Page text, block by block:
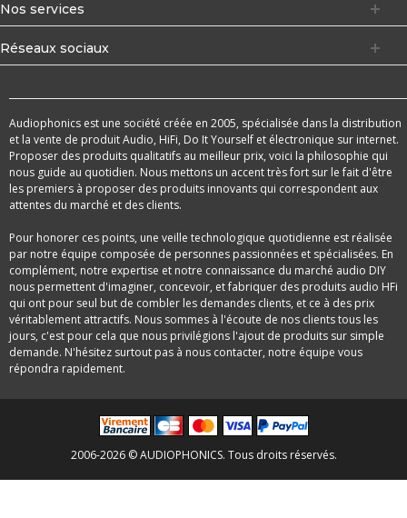
Nos services
Réseaux sociaux
Audiophonics est une société créée en 2005, spécialisée dans la distribution
et la vente de produit Audio, HiFi, Do It Yourself et électronique sur internet.
Proposer des produits qualitatifs au meilleur prix, voici la philosophie qui
nous guide au quotidien. Nous mettons un accent très fort sur le fait d'être
les premiers à proposer des produits innovants qui correspondent aux
attentes du marché et des clients.
Pour honorer ces points, une veille technologique quotidienne est réalisée
par notre équipe composée de personnes passionnées et spécialisées. En
complément, notre expertise et notre connaissance du marché audio DIY
nous permettent d'imaginer, concevoir, et fabriquer des produits audio HFi
qui ont pour seul but de combler les demandes clients, et ce à des prix
véritablement attractifs. Nous sommes à l'écoute de nos clients tous les
jours, c'est pour cela que nous privilégions l'ajout de produits sur simple
demande. N'hésitez surtout pas à nous contacter, notre équipe vous
répondra rapidement.
2006-2026 © AUDIOPHONICS. Tous droits réservés.